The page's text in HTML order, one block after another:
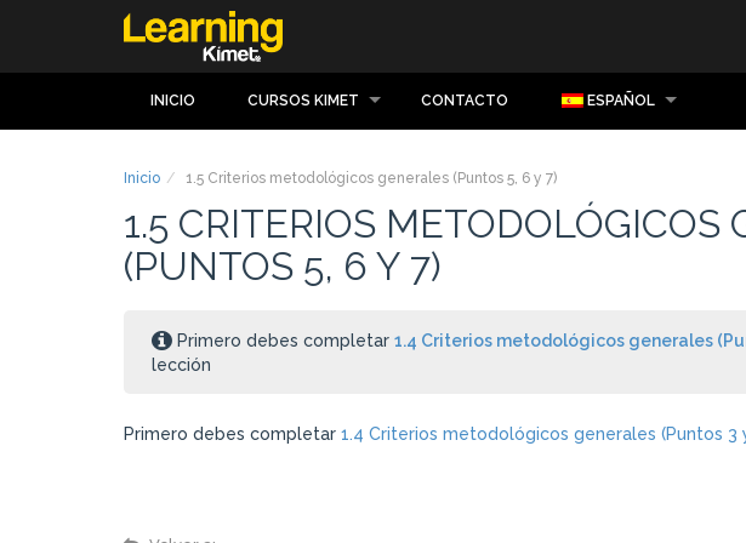
INICIO CURSOS KIMET CONTACTO ESPAÑOL
Inicio 1.5 Criterios metodológicos generales (Puntos 5, 6 y 7)
1.5 CRITERIOS METODOLÓGICOS
(PUNTOS 5, 6 Y 7)
Primero debes completar1.4 Criterios metodológicos generales
lección
Primero debes completar 1.4 Criterios metodológicos generales (Puntos 3